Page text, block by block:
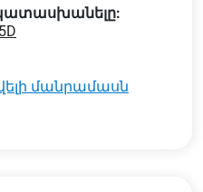
մանրամասն